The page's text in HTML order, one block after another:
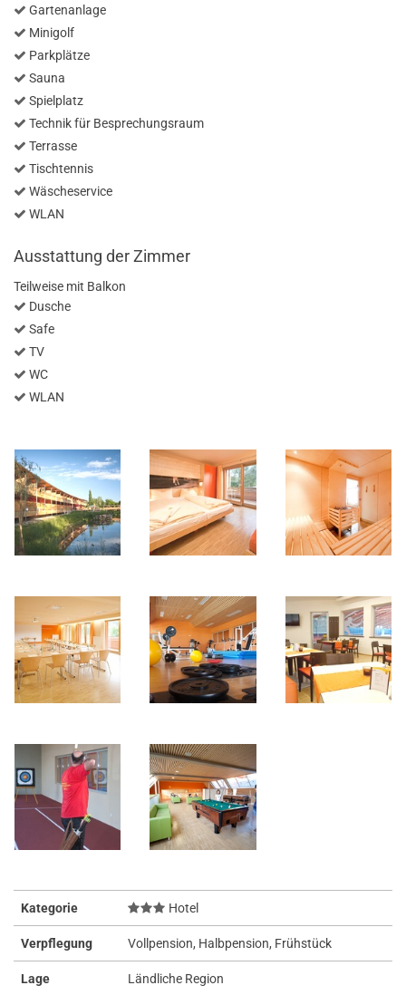
Gartenanlage
Minigolf
Parkplätze
Sauna
Spielplatz
Technik für Besprechungsraum
Terrasse
Tischtennis
Wäscheservice
WLAN
Ausstattung der Zimmer
Teilweise mit Balkon
Dusche
Safe
TV
WC
WLAN
Kategorie Hotel
Verpflegung Vollpension, Halbpension, Frühstück
Lage Ländliche Region